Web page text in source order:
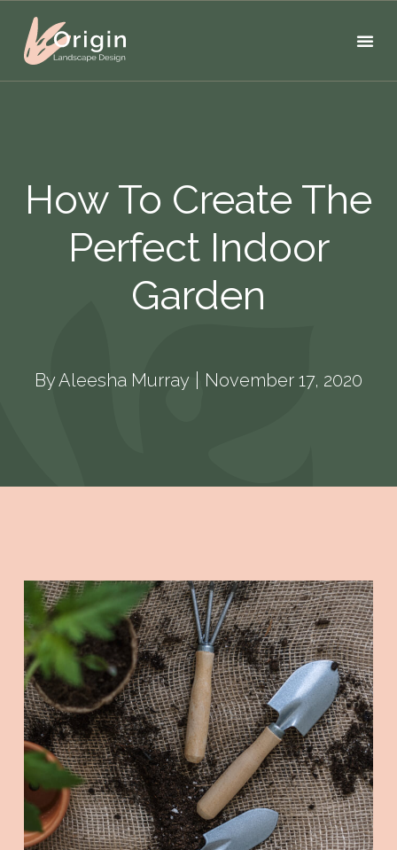
How To Create The
Perfect Indoor
Garden
ByAleesha Murray November 17, 2020